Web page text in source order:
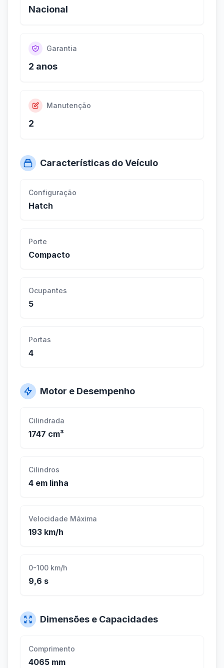
Nacional
Garantia
2 anos
Manutenção
2
Características do Veículo
Configuração
Hatch
Porte
Compacto
Ocupantes
5
Portas
4
Motor e Desempenho
Cilindrada
1747 cm³
Cilindros
4 em linha
Velocidade Máxima
193 km/h
0-100 km/h
9,6 s
Dimensões e Capacidades
Comprimento
4065 mm